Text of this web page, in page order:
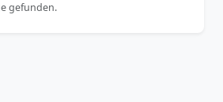
gefunden.